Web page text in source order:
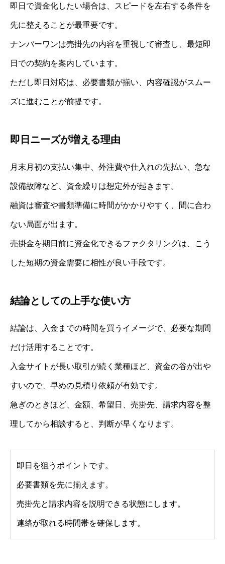
即日で資金化したい場合は、スピードを左右する条件を
先に整えることが最重要です。
ナンバーワンは売掛先の内容を重視して審査し、最短即
日での契約を案内しています。
ただし即日対応は、必要書類が揃い、内容確認がスムー
ズに進むことが前提です。
即日ニーズが増える理由
月末月初の支払い集中、外注費や仕入れの先払い、急な
設備故障など、資金繰りは想定外が起きます。
融資は審査や書類準備に時間がかかりやすく、間に合わ
ない局面が出ます。
売掛金を期日前に資金化できるファクタリングは、こう
した短期の資金需要に相性が良い手段です。
結論としての上手な使い方
結論は、入金までの時間を買うイメージで、必要な期間
だけ活用することです。
入金サイトが長い取引が続く業種ほど、資金の谷が出や
すいので、早めの見積り依頼が有効です。
急ぎのときほど、金額、希望日、売掛先、請求内容を整
理してから相談すると、判断が早くなります。
即日を狙うポイントです。
必要書類を先に揃えます。
売掛先と請求内容を説明できる状態にします。
連絡が取れる時間帯を確保します。